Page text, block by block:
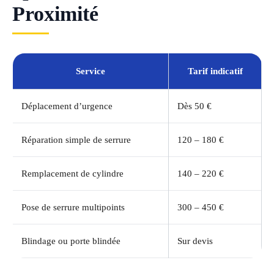
Proximité
Service Tarif indicatif
Déplacement d’urgence Dès 50 €
Réparation simple de serrure 120 – 180 €
Remplacement de cylindre 140 – 220 €
Pose de serrure multipoints 300 – 450 €
Blindage ou porte blindée Sur devis